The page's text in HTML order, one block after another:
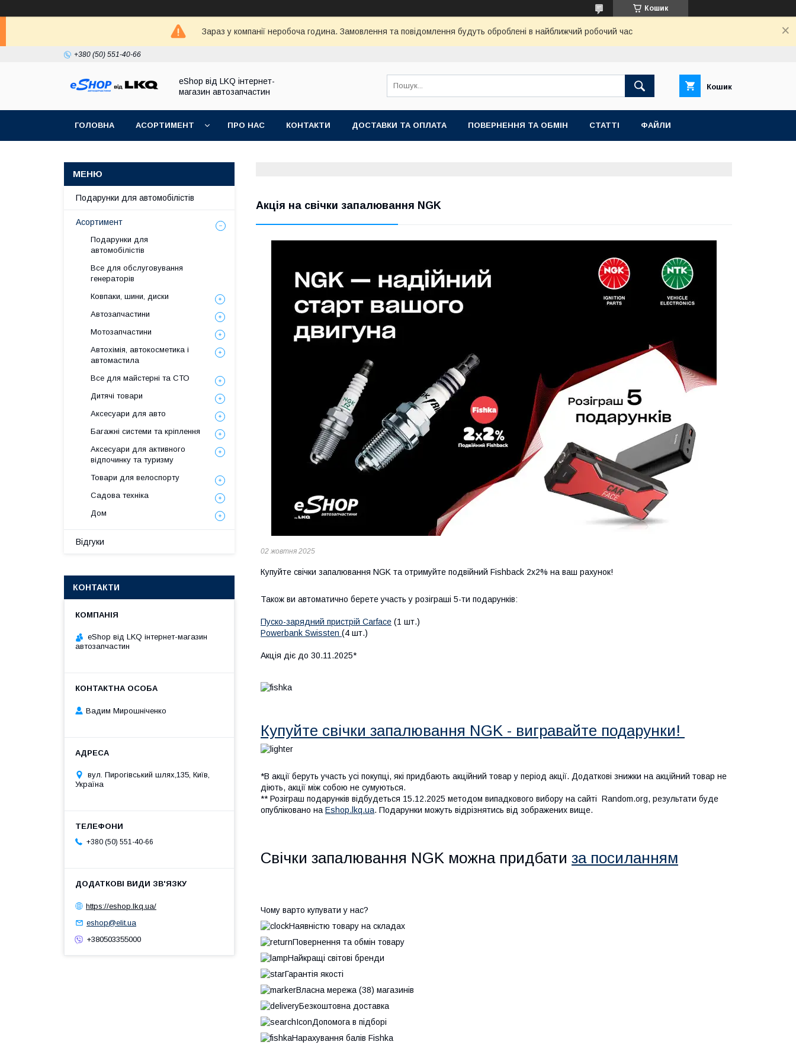
Кошик
Зараз у компанії неробоча година. Замовлення та повідомлення будуть оброблені в найближчий робочий час
+380 (50) 551-40-66
eShop від LKQ інтернет-
магазин автозапчастин
Кошик
ГОЛОВНА АСОРТИМЕНТ ПРО НАС КОНТАКТИ ДОСТАВКИ ТА ОПЛАТА ПОВЕРНЕННЯ ТА ОБМІН СТАТТІ ФАЙЛИ
Акція на свічки запалювання NGK
02 жовтня 2025
Купуйте свічки запалювання NGK та отримуйте подвійний Fishback 2х2% на ваш рахунок!
Також ви автоматично берете участь у розіграші 5-ти подарунків:
Пуско-зарядний пристрій Carface (1 шт.)
Powerbank Swissten (4 шт.)
Акція діє до 30.11.2025*
Купуйте свічки запалювання NGK - вигравайте подарунки!
*В акції беруть участь усі покупці, які придбають акційний товар у період акції. Додаткові знижки на акційний товар не
діють, акції між собою не сумуються.
** Розіграш подарунків відбудеться 15.12.2025 методом випадкового вибору на сайті Random.org, результати буде
опубліковано на Eshop.lkq.ua. Подарунки можуть відрізнятись від зображених вище.
Свічки запалювання NGK можна придбати за посиланням
Чому варто купувати у нас?
Наявністю товару на складах
Повернення та обмін товару
Найкращі світові бренди
Гарантія якості
Власна мережа (38) магазинів
Безкоштовна доставка
Допомога в підборі
Нарахування балів Fishka
Подарунки для автомобілістів
Асортимент
Подарунки для
автомобілістів
Все для обслуговування
генераторів
Ковпаки, шини, диски
Автозапчастини
Мотозапчастини
Автохімія, автокосметика і
автомастила
Все для майстерні та СТО
Дитячі товари
Аксесуари для авто
Багажні системи та кріплення
Аксесуари для активного
відпочинку та туризму
Товари для велоспорту
Садова техніка
Дом
Відгуки
КОНТАКТИ
eShop від LKQ інтернет-магазин
автозапчастин
Вадим Мирошніченко
вул. Пирогівський шлях,135, Київ,
Україна
+380 (50) 551-40-66
https://eshop.lkq.ua/
eshop@elit.ua
+380503355000